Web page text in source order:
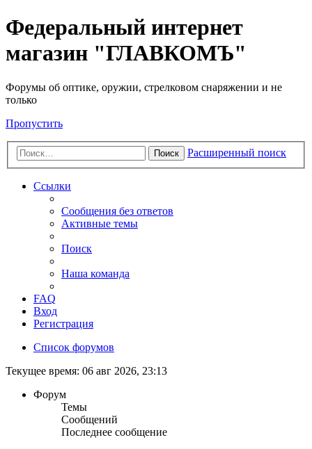
Федеральный интернет
магазин "ГЛАВКОМЪ"
Форумы об оптике, оружии, стрелковом снаряжении и не
только
Пропустить
Поиск Расширенный поиск
Ссылки
Сообщения без ответов
Активные темы
Поиск
Наша команда
FAQ
Вход
Регистрация
Список форумов
Текущее время: 06 авг 2026, 23:13
Форум
Темы
Сообщений
Последнее сообщение